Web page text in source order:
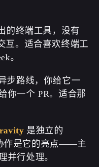
的终端工具，没有
互。适合喜欢终端工
。
步路线，你给它一
你一个 PR。适合那
是独立的
作是它的亮点——主
并行处理。